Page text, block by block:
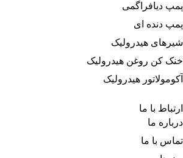
پمپ دیافراگمی
پمپ دنده ای
شیرهای هیدرولیک
خنک کن روغن هیدرولیک
آکومولاتور هیدرولیک
ارتباط با ما
درباره‌ ما
تماس با ما